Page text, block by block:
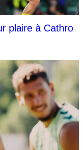
plaire à Cathro